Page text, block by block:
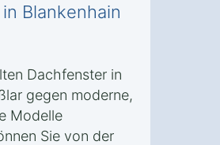
Blankenhain
Dachfenster in
gegen moderne,
Modelle
Sie von der